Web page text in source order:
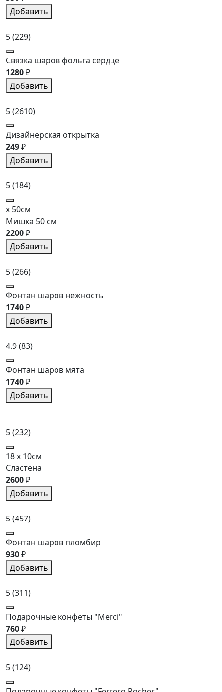
Добавить
5(229)
Связка шаров фольга сердце
1280₽
Добавить
5(2610)
Дизайнерская открытка
249₽
Добавить
5(184)
x 50см
Мишка 50 см
2200₽
Добавить
5(266)
Фонтан шаров нежность
1740₽
Добавить
4.9(83)
Фонтан шаров мята
1740₽
Добавить
5(232)
18 x 10см
Сластена
2600₽
Добавить
5(457)
Фонтан шаров пломбир
930₽
Добавить
5(311)
Подарочные конфеты "Merci"
760₽
Добавить
5(124)